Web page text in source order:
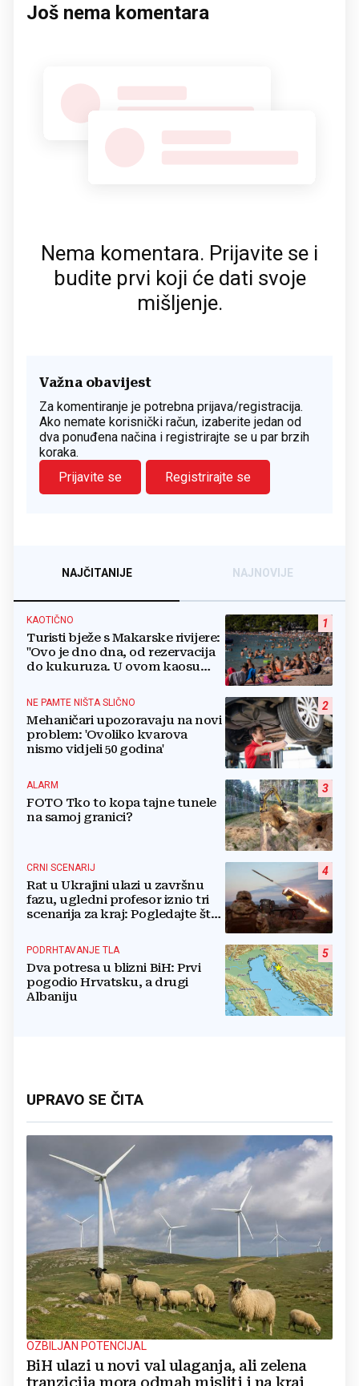
Još nema komentara
Nema komentara. Prijavite se i
budite prvi koji će dati svoje
mišljenje.
Važna obavijest
Za komentiranje je potrebna prijava/registracija.
Ako nemate korisnički račun, izaberite jedan od
dva ponuđena načina i registrirajte se u par brzih
koraka.
Prijavite se
Registrirajte se
NAJČITANIJE NAJNOVIJE
1
KAOTIČNO
Turisti bježe s Makarske rivijere:
"Ovo je dno dna, od rezervacija
do kukuruza. U ovom kaosu
2
NE PAMTE NIŠTA SLIČNO
Mehaničari upozoravaju na novi
problem: 'Ovoliko kvarova
nismo vidjeli 50 godina'
3
ALARM
FOTO Tko to kopa tajne tunele
na samoj granici?
4
CRNI SCENARIJ
Rat u Ukrajini ulazi u završnu
fazu, ugledni profesor iznio tri
scenarija za kraj: Pogledajte što
5
PODRHTAVANJE TLA
Dva potresa u blizni BiH: Prvi
pogodio Hrvatsku, a drugi
Albaniju
UPRAVO SE ČITA
OZBILJAN POTENCIJAL
BiH ulazi u novi val ulaganja, ali zelena
tranzicija mora odmah misliti i na kraj